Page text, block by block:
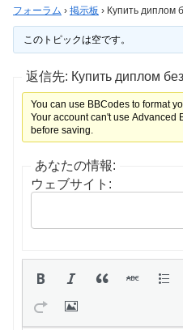
フォーラム › 掲示板 › Купить диплом
このトピックは空です。
返信先: Купить диплом
You can use BBCodes to format
Your account can't use Advanced
before saving.
あなたの情報:
ウェブサイト: